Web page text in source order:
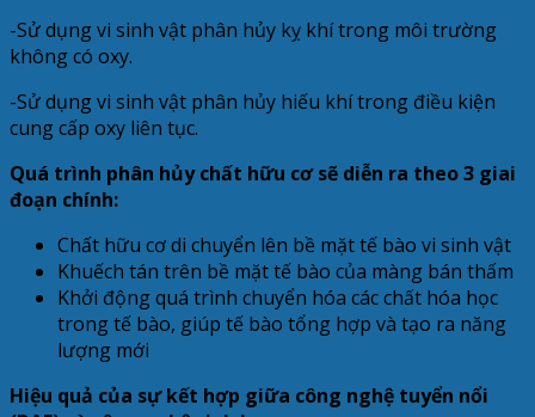
-Sử dụng vi sinh vật phân hủy kỵ khí trong môi trường
không có oxy.
-Sử dụng vi sinh vật phân hủy hiếu khí trong điều kiện
cung cấp oxy liên tục.
Quá trình phân hủy chất hữu cơ sẽ diễn ra theo 3 giai
đoạn chính:
Chất hữu cơ di chuyển lên bề mặt tế bào vi sinh vật
Khuếch tán trên bề mặt tế bào của màng bán thấm
Khởi động quá trình chuyển hóa các chất hóa học
trong tế bào, giúp tế bào tổng hợp và tạo ra năng
lượng mới
Hiệu quả của sự kết hợp giữa công nghệ tuyển nổi